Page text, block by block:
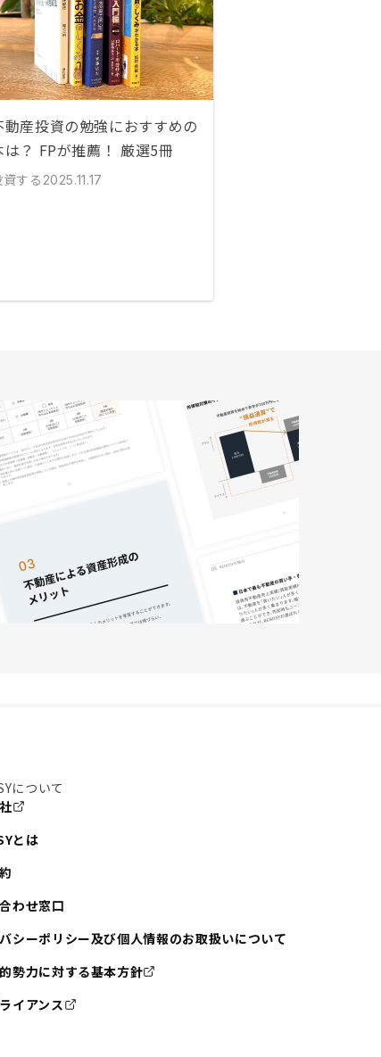
動産投資の勉強におすすめの
は？ FPが推薦！ 厳選5冊
資する 2025.11.17
について
とは
わせ窓口
シーポリシー及び個人情報のお取扱いについて
勢力に対する基本方針
イアンス